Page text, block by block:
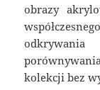
obrazy
kolekcji bez